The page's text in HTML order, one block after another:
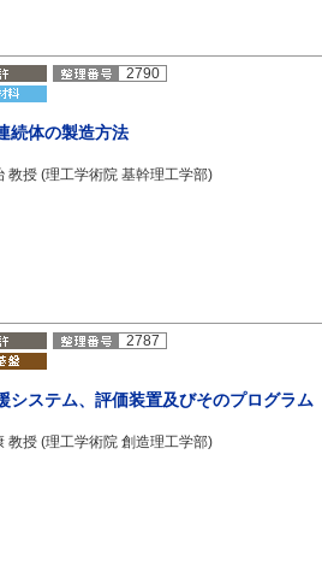
2790
続体の製造方法
教授 (理工学術院 基幹理工学部)
2787
システム、評価装置及びそのプログラム
教授 (理工学術院 創造理工学部)